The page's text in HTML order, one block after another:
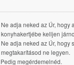
Ne adja neked az Úr, hogy
konyhakertjébe kelljen
Ne adja neked az Úr, hogy
megtakarításod ne legyen.
Pedig megérdemelnéd.